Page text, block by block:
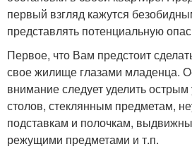
первый взгляд кажутся
представлять потенциальную
Первое, что Вам предстоит
свое жилище глазами младенца.
внимание следует уделить
столов, стеклянным предметам,
подставкам и полочкам,
режущими предметами и т.п.